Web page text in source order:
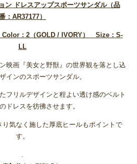
ン ドレスアップスポーツサンダル（品
：AR37177）
Color ：2 （GOLD / IVORY） Size ：S-
LL
映画『美女と野獣』の世界観を落とし込
インのスポーツサンダル。
フリルデザインと程よい透け感のベルト
ドレスを彷彿させます。
り気なく施した厚底ヒールもポイントで
す。
.